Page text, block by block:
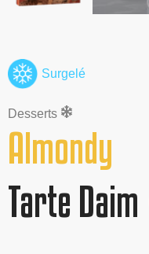
Surgelé
Desserts
Almondy
Tarte Daim